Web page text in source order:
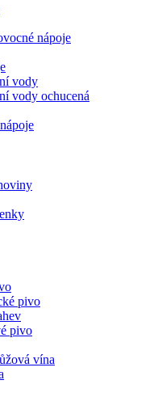
nápoje
vody
vody ochucená
pivo
pivo
vína